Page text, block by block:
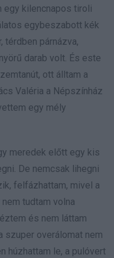
egy kilencnapos tiroli
egybeszabott kék
térdben párnázva,
darab volt. És este
ott álltam a
Valéria a Népszínház
egy mély
meredek előtt egy kis
De nemcsak lihegni
felfázhattam, mivel a
tudtam volna
és nem láttam
szuper overálomat nem
húzhattam le, a pulóvert